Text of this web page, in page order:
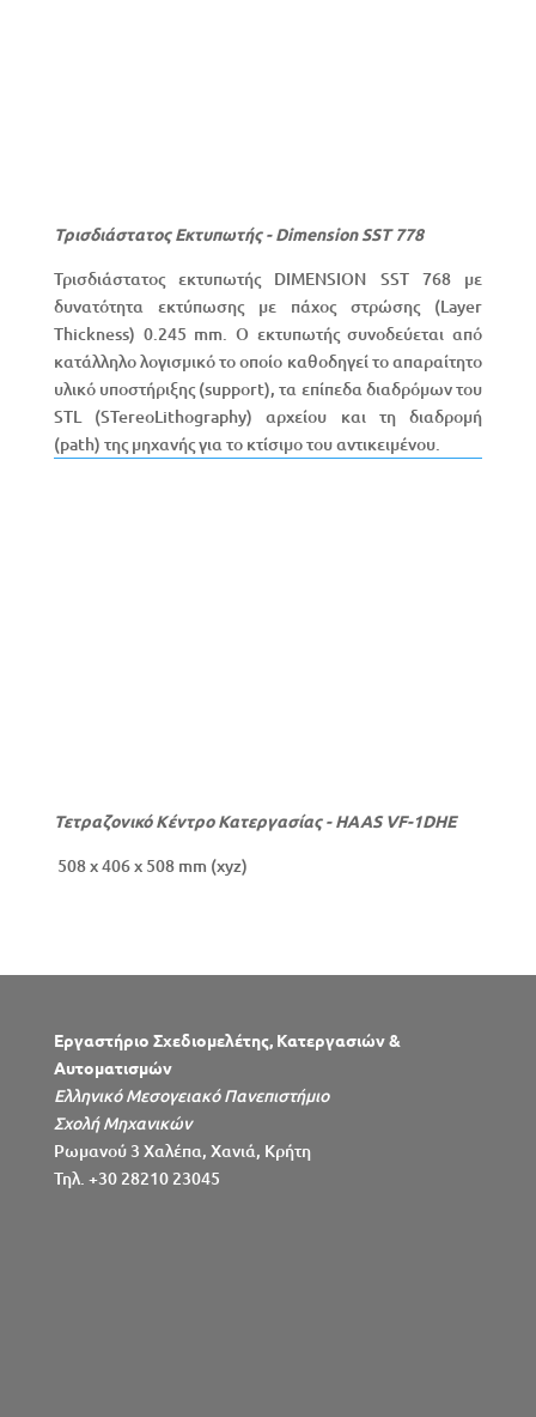
Τρισδιάστατος Εκτυπωτής - Dimension SST 778
Τρισδιάστατος εκτυπωτής DIMENSION SST 768 με
δυνατότητα εκτύπωσης με πάχος στρώσης (Layer
Thickness) 0.245 mm. Ο εκτυπωτής συνοδεύεται από
κατάλληλο λογισμικό το οποίο καθοδηγεί το απαραίτητο
υλικό υποστήριξης (support), τα επίπεδα διαδρόμων του
STL (STereoLithography) αρχείου και τη διαδρομή
(path) της μηχανής για το κτίσιμο του αντικειμένου.
Τετραζονικό Κέντρο Κατεργασίας - HAAS VF-1DHE
508 x 406 x 508 mm (xyz)
Εργαστήριο Σχεδιομελέτης, Κατεργασιών &
Αυτοματισμών
Ελληνικό Μεσογειακό Πανεπιστήμιο
Σχολή Μηχανικών
Ρωμανού 3 Χαλέπα, Χανιά, Κρήτη
Τηλ. +30 28210 23045